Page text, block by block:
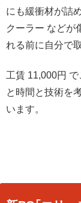
にも緩衝材が詰
クーラー などが
れる前に自分で
工賃 11,000円
と時間と技術を
います。